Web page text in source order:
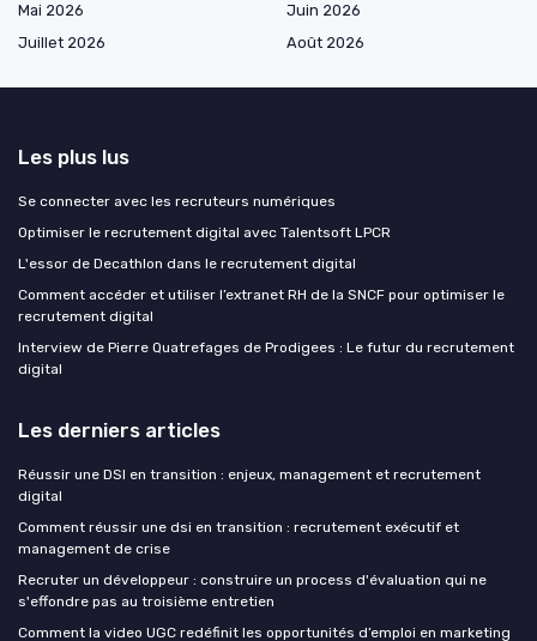
Mai 2026
Juin 2026
Juillet 2026
Août 2026
Les plus lus
Se connecter avec les recruteurs numériques
Optimiser le recrutement digital avec Talentsoft LPCR
L'essor de Decathlon dans le recrutement digital
Comment accéder et utiliser l’extranet RH de la SNCF pour optimiser le
recrutement digital
Interview de Pierre Quatrefages de Prodigees : Le futur du recrutement
digital
Les derniers articles
Réussir une DSI en transition : enjeux, management et recrutement
digital
Comment réussir une dsi en transition : recrutement exécutif et
management de crise
Recruter un développeur : construire un process d'évaluation qui ne
s'effondre pas au troisième entretien
Comment la video UGC redéfinit les opportunités d’emploi en marketing